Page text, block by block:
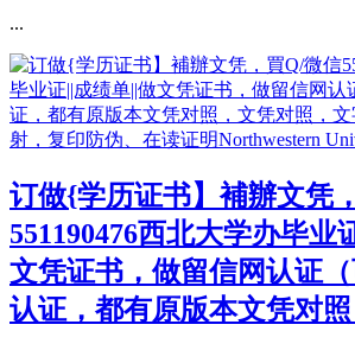
...
订做{学历证书】補辦文凭
551190476西北大学办毕业
文凭证书，做留信网认证
认证，都有原版本文凭对